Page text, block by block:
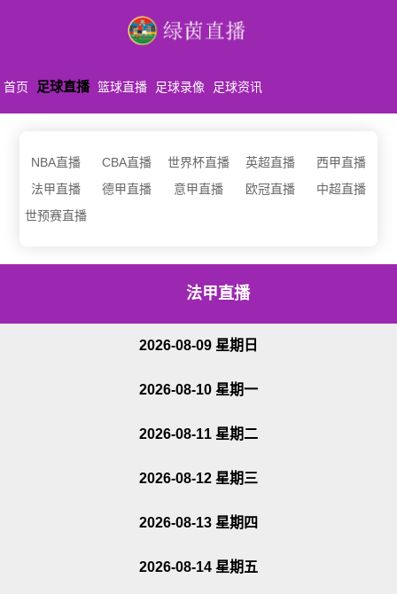
首页 足球直播 篮球直播 足球录像 足球资讯
NBA直播 CBA直播 世界杯直播 英超直播
西甲直播
法甲直播
德甲直播 意甲直播 欧冠直播
中超直播
世预赛直播
法甲直播
2026-08-09 星期日
2026-08-10 星期一
2026-08-11 星期二
2026-08-12 星期三
2026-08-13 星期四
2026-08-14 星期五